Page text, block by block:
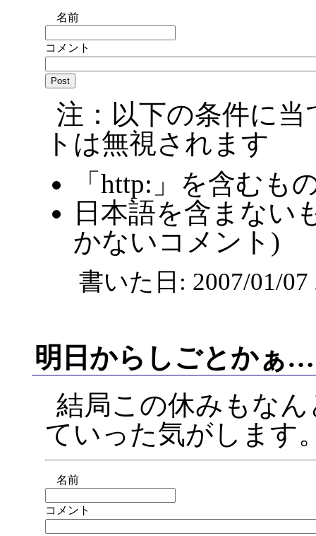
名前
コメント
注：以下の条件に
トは無視されます
「http:」を含むも
日本語を含まない
かないコメント)
書いた日: 2007/01/
明日からしごとかぁ…
結局この休みもな
ていった気がします
名前
コメント